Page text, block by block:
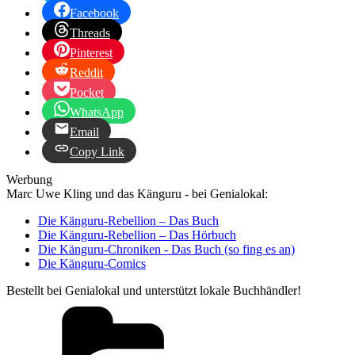
Facebook
Threads
Pinterest
Reddit
Pocket
WhatsApp
Email
Copy Link
Werbung
Marc Uwe Kling und das Känguru - bei Genialokal:
Die Känguru-Rebellion – Das Buch
Die Känguru-Rebellion – Das Hörbuch
Die Känguru-Chroniken - Das Buch (so fing es an)
Die Känguru-Comics
Bestellt bei Genialokal und unterstützt lokale Buchhändler!